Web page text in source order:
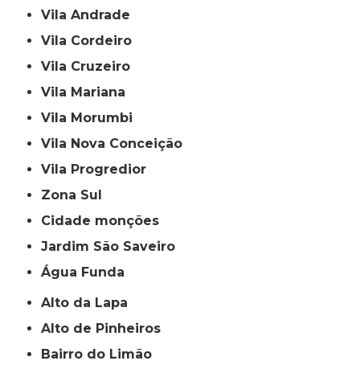
Vila Andrade
Vila Cordeiro
Vila Cruzeiro
Vila Mariana
Vila Morumbi
Vila Nova Conceição
Vila Progredior
Zona Sul
cidade monções
jardim São Saveiro
Água Funda
Alto da Lapa
Alto de Pinheiros
Bairro do Limão